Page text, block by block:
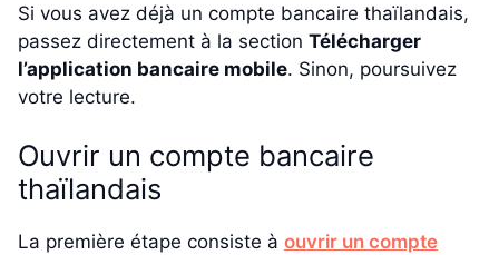
Si vous avez déjà un compte bancaire thaïlandais,
passez directement à la section Télécharger
l’application bancaire mobile. Sinon, poursuivez
votre lecture.
Ouvrir un compte bancaire
thaïlandais
La première étape consiste à ouvrir un compte